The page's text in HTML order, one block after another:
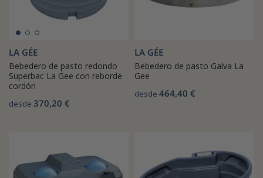
LA GÉE
Bebedero de pasto redondo
Superbac La Gee con reborde
cordón
desde 370,20 €
LA GÉE
Bebedero de pasto Galva La
Gee
desde 464,40 €